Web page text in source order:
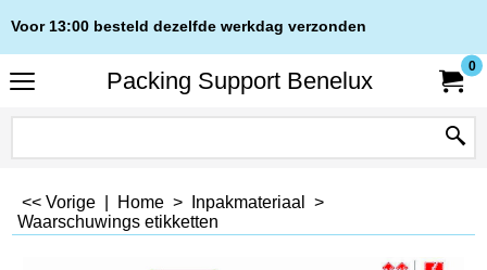
Voor 13:00 besteld dezelfde werkdag verzonden
Packing Support Benelux
0
<< Vorige Home > Inpakmateriaal
>
Waarschuwings etikketten